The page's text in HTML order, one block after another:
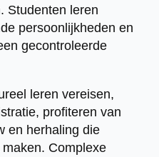
Studenten leren
persoonlijkheden en
gecontroleerde
leren vereisen,
profiteren van
en herhaling die
Complexe